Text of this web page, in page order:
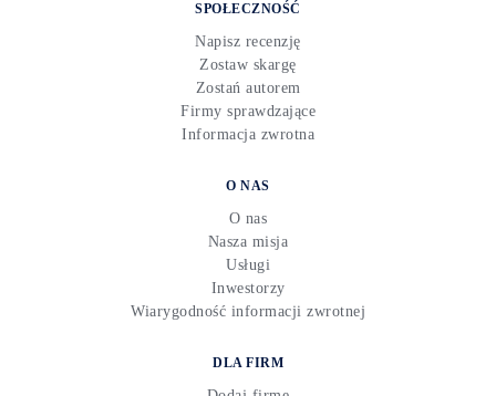
SPOŁECZNOŚĆ
Napisz recenzję
Zostaw skargę
Zostań autorem
Firmy sprawdzające
Informacja zwrotna
O NAS
O nas
Nasza misja
Usługi
Inwestorzy
Wiarygodność informacji zwrotnej
DLA FIRM